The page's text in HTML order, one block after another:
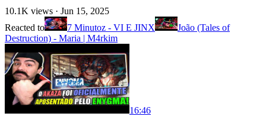
10.1K views · Jun 15, 2025
Reacted to
7 Minutoz - VI E JINX
João (Tales of
Destruction) - Maria | M4rkim
16:46